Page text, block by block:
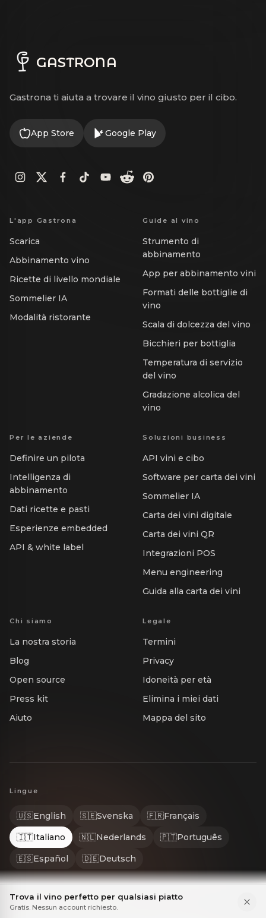
GASTRONA
Gastrona ti aiuta a trovare il vino giusto per il cibo.
App Store Google Play
L'app Gastrona
Scarica
Abbinamento vino
Ricette di livello mondiale
Sommelier IA
Modalità ristorante
Guide al vino
Strumento di
abbinamento
App per abbinamento vini
Formati delle bottiglie di
vino
Scala di dolcezza del vino
Bicchieri per bottiglia
Temperatura di servizio
del vino
Gradazione alcolica del
vino
Per le aziende
Definire un pilota
Intelligenza di
abbinamento
Dati ricette e pasti
Esperienze embedded
API & white label
Soluzioni business
API vini e cibo
Software per carta dei vini
Sommelier IA
Carta dei vini digitale
Carta dei vini QR
Integrazioni POS
Menu engineering
Guida alla carta dei vini
Chi siamo
La nostra storia
Blog
Open source
Press kit
Aiuto
Legale
Termini
Privacy
Idoneità per età
Elimina i miei dati
Mappa del sito
Lingue
🇺🇸English 🇸🇪Svenska 🇫🇷Français
🇮🇹Italiano 🇳🇱Nederlands 🇵🇹Português
🇪🇸Español 🇩🇪Deutsch
Trova il vino perfetto per qualsiasi piatto
Gratis. Nessun account richiesto.